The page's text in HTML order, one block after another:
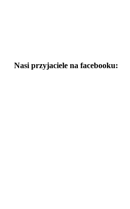
Nasi przyjaciele na facebooku: